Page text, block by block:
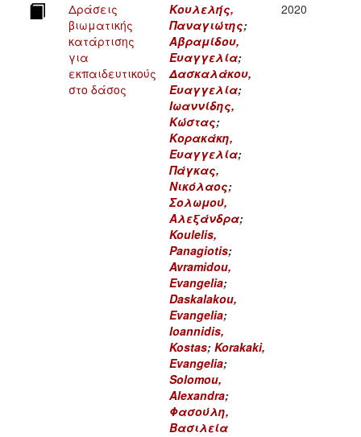
Δράσεις
βιωματικής
κατάρτισης
για
εκπαιδευτικούς
στο δάσος
Κουλελής,
Παναγιώτης;
Αβραμίδου,
Ευαγγελία;
Δασκαλάκου,
Ευαγγελία;
Ιωαννίδης,
Κώστας;
Κορακάκη,
Ευαγγελία;
Πάγκας,
Νικόλαος;
Σολωμού,
Αλεξάνδρα;
Koulelis,
Panagiotis;
Avramidou,
Evangelia;
Daskalakou,
Evangelia;
Ioannidis,
Kostas; Korakaki,
Evangelia;
Solomou,
Alexandra;
Φασούλη,
Βασιλεία
2020